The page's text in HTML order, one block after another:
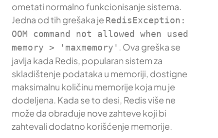
ometati normalno funkcionisanje sistema.
Jedna od tih grešaka je RedisException:
OOM command not allowed when used
memory > 'maxmemory' . Ova greška se
javlja kada Redis, popularan sistem za
skladištenje podataka u memoriji, dostigne
maksimalnu količinu memorije koja mu je
dodeljena. Kada se to desi, Redis više ne
može da obrađuje nove zahteve koji bi
zahtevali dodatno korišćenje memorije.